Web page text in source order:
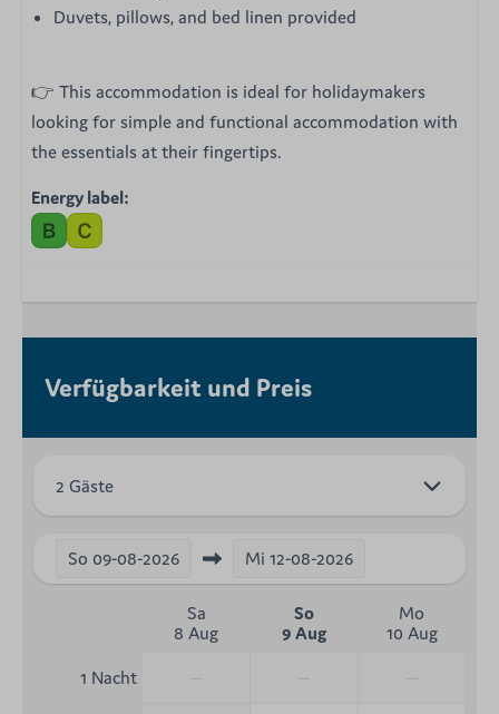
Duvets, pillows, and bed linen provided
👉 This accommodation is ideal for holidaymakers
looking for simple and functional accommodation with
the essentials at their fingertips.
Energy label:
Verfügbarkeit und Preis
2 Gäste
So 09-08-2026 Mi 12-08-2026
Sa
8 Aug
So
9 Aug
Mo
10 Aug
1 Nacht